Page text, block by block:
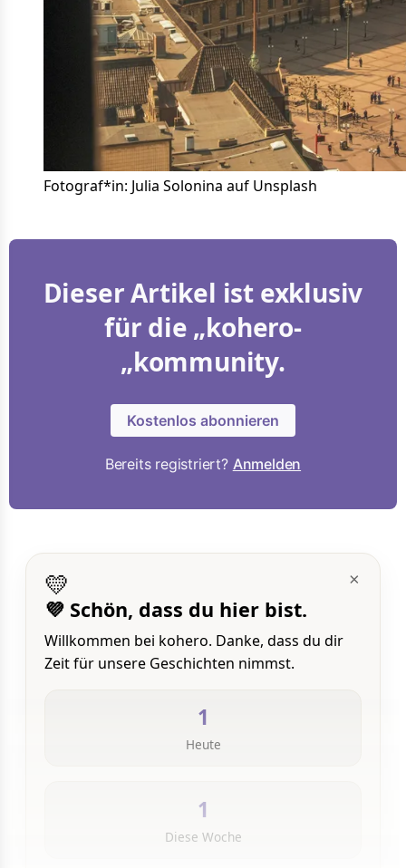
Fotograf*in: Julia Solonina auf Unsplash
Dieser Artikel ist exklusiv
für die „kohero-
„kommunity.
Kostenlos abonnieren
Bereits registriert? Anmelden
×
💛
💜 Schön, dass du hier bist.
Willkommen bei kohero. Danke, dass du dir
Zeit für unsere Geschichten nimmst.
1
Heute
1
Diese Woche